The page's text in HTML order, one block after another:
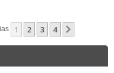
1 2 3 4